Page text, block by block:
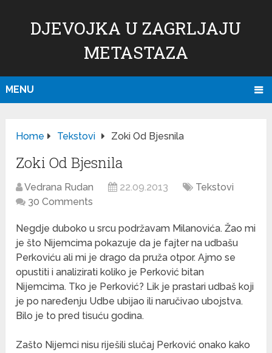
DJEVOJKA U ZAGRLJAJU
METASTAZA
MENU
Home Tekstovi Zoki Od Bjesnila
Zoki Od Bjesnila
Vedrana Rudan 22.09.2013
Tekstovi
30 Comments
Negdje duboko u srcu podržavam Milanovića. Žao mi
je što Nijemcima pokazuje da je fajter na udbašu
Perkoviću ali mi je drago da pruža otpor. Ajmo se
opustiti i analizirati koliko je Perković bitan
Nijemcima. Tko je Perković? Lik je prastari udbaš koji
je po naređenju Udbe ubijao ili naručivao ubojstva.
Bilo je to pred tisuću godina.
Zašto Nijemci nisu riješili slučaj Perković onako kako